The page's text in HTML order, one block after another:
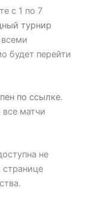
с 1 по 7
турнир
будет перейти
по ссылке.
матчи
не
странице